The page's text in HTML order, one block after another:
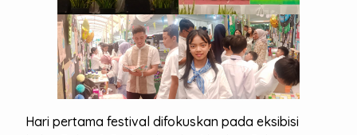
Hari pertama festival difokuskan pada eksibisi